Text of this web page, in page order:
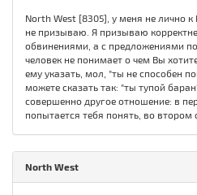
North West [8305], у меня не лично
не призываю. Я призываю
обвинениями, а с предложениями
человек не понимает о чем Вы
ему указать, мол, "ты не способен
можете сказать так: "ты тупой
совершенно другое отношение: в
попытается тебя понять, во втором
North West